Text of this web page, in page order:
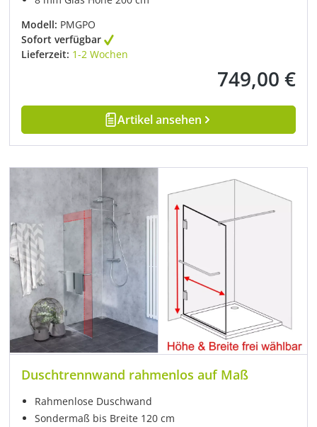
Modell: PMGPO
Sofort verfügbar
Lieferzeit: 1-2 Wochen
Regulärer Preis:
749,00 €
Artikel ansehen
Duschtrennwand rahmenlos auf Maß
Rahmenlose Duschwand
Sondermaß bis Breite 120 cm